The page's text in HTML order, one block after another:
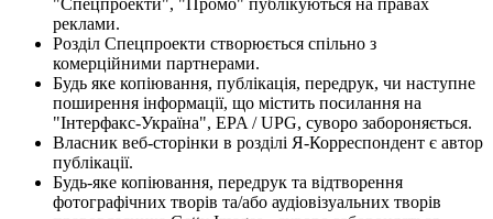
реклами.
Розділ Спецпроекти створюється спільно з
комерційними партнерами.
Будь яке копіювання, публікація, передрук, чи наступне
поширення інформації, що містить посилання на
"Інтерфакс-Україна", EPA / UPG, суворо забороняється.
Власник веб-сторінки в розділі Я-Корреспондент є автор
публікації.
Будь-яке копіювання, передрук та відтворення
фотографічних творів та/або аудіовізуальних творів